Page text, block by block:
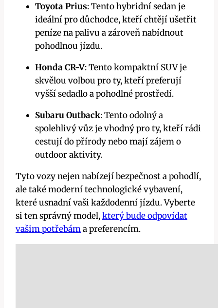
Toyota Prius: Tento hybridní sedan je
ideální pro důchodce, kteří chtějí ušetřit
peníze na palivu a zároveň nabídnout
pohodlnou jízdu.
Honda CR-V: Tento kompaktní SUV je
skvělou volbou pro ty, kteří preferují
vyšší sedadlo a pohodlné prostředí.
Subaru Outback: Tento odolný a
spolehlivý vůz je vhodný pro ty, kteří rádi
cestují do přírody nebo mají zájem o
outdoor aktivity.
Tyto vozy nejen nabízejí bezpečnost a pohodlí,
ale také moderní technologické vybavení,
které usnadní vaši každodenní jízdu. Vyberte
si ten správný model,který bude odpovídat
vašim potřebáma preferencím.